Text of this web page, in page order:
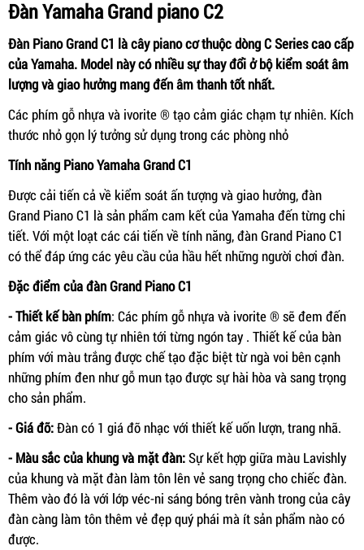
Đàn Yamaha Grand piano C2
Đàn Piano Grand C1 là cây piano cơ thuộc dòng C Series cao cấp
của Yamaha. Model này có nhiều sự thay đổi ở bộ kiểm soát âm
lượng và giao hưởng mang đến âm thanh tốt nhất.
Các phím gỗ nhựa và ivorite ® tạo cảm giác chạm tự nhiên. Kích
thước nhỏ gọn lý tưởng sử dụng trong các phòng nhỏ
Tính năng Piano Yamaha Grand C1
Được cải tiến cả về kiểm soát ấn tượng và giao hưởng, đàn
Grand Piano C1 là sản phẩm cam kết của Yamaha đến từng chi
tiết. Với một loạt các cái tiến về tính năng, đàn Grand Piano C1
có thể đáp ứng các yêu cầu của hầu hết những người chơi đàn.
Đặc điểm của đàn Grand Piano C1
- Thiết kế bàn phím: Các phím gỗ nhựa và ivorite ® sẽ đem đến
cảm giác vô cùng tự nhiên tới từng ngón tay . Thiết kế của bàn
phím với màu trắng được chế tạo đặc biệt từ ngà voi bên cạnh
những phím đen như gỗ mun tạo được sự hài hòa và sang trọng
cho sản phẩm.
- Giá đỡ:Đàn có 1 giá đỡ nhạc với thiết kế uốn lượn, trang nhã.
- Màu sắc của khung và mặt đàn:Sự kết hợp giữa màu Lavishly
của khung và mặt đàn làm tôn lên vẻ sang trọng cho chiếc đàn.
Thêm vào đó là với lớp véc-ni sáng bóng trên vành trong của cây
đàn càng làm tôn thêm vẻ đẹp quý phái mà ít sản phẩm nào có
được.